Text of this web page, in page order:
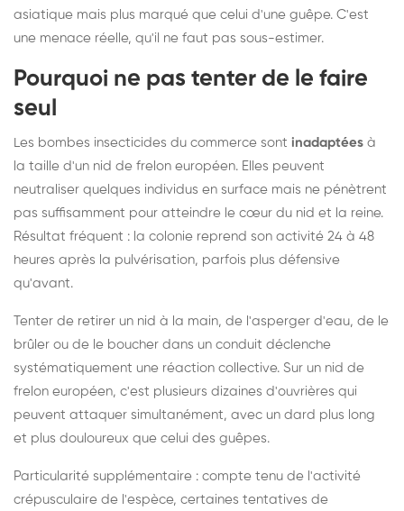
asiatique mais plus marqué que celui d'une guêpe. C'est
une menace réelle, qu'il ne faut pas sous-estimer.
Pourquoi ne pas tenter de le faire
seul
Les bombes insecticides du commerce sont inadaptées à
la taille d'un nid de frelon européen. Elles peuvent
neutraliser quelques individus en surface mais ne pénètrent
pas suffisamment pour atteindre le cœur du nid et la reine.
Résultat fréquent : la colonie reprend son activité 24 à 48
heures après la pulvérisation, parfois plus défensive
qu'avant.
Tenter de retirer un nid à la main, de l'asperger d'eau, de le
brûler ou de le boucher dans un conduit déclenche
systématiquement une réaction collective. Sur un nid de
frelon européen, c'est plusieurs dizaines d'ouvrières qui
peuvent attaquer simultanément, avec un dard plus long
et plus douloureux que celui des guêpes.
Particularité supplémentaire : compte tenu de l'activité
crépusculaire de l'espèce, certaines tentatives de